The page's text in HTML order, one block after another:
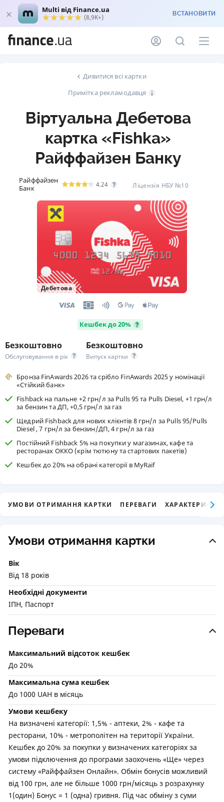
Multi від Finance.ua
(8,9K+) ВСТАНОВИТИ
Дивитися всі картки
Примітка рекламодавця
Віртуальна Дебетова
картка «Fishka»
Райффайзен Банку
Райффайзен
Банк
4.24 Ліцензія НБУ №10
Дебетова
Кешбек до 20%
Безкоштовно
Обслуговування в рік
Безкоштовно
Випуск картки
Бронза FinAwards 2026 та срібло FinAwards 2025 у номінації
«Стійкий банк»
Fishback на пальне +2 грн/л за Pulls 95 та Pulls Diesel, +1 грн/л
за бензин та ДП, +0,5 грн/л за газ
Щедрий Fishback для нових клієнтів 8 грн/л за Pulls 95/Pulls
Diesel , 7 грн/л за бензин/ДП, 4 грн/л за газ
Постійний Fishback 5% на покупки у магазинах, кафе та
ресторанах ОККО (крім тютюну та стартових пакетів)
Кешбек до 20% на обрані категорії в MyRaif
УМОВИ ОТРИМАННЯ КАРТКИ ПЕРЕВАГИ
Умови отримання картки
Вік
Від 18 років
Необхідні документи
ІПН, Паспорт
Переваги
Максимальний відсоток кешбек
До 20%
Максимальна сума кешбек
До 1000 UAH в місяць
Умови кешбеку
На визначені категорії: 1,5% - аптеки, 2% - кафе та
ресторани, 10% - метрополітен на території України.
Кешбек до 20% за покупки у визначених категоріях за
умови підключення до програми заохочень «Ще» через
систему «Райффайзен Онлайн». Обмін бонусів можливий
від 100 грн, але не більше 1000 грн/місяць з розрахунку
1(один) Бонус = 1 (одна) гривня. Під час обміну з суми